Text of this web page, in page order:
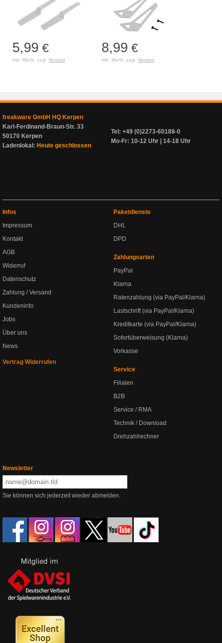
5,99 €
inkl. MwSt. zzgl. Versand
8,99 €
inkl. MwSt. zzgl. Versand
freakware GmbH HQ Kerpen
Karl-Ferdinand-Braun-Str. 33
50170 Kerpen
Ladenlokal: Heute geschlossen
Tel: +49 (0)2273-60188-0
Mo-Fr: 10-12 Uhr | 14-18 Uhr
Infos
Impressum
Kontakt
AGB
Widerruf
Datenschutz
Zahlung / Versand
Kundeninfo
Jobs
Über uns
News
Vertrag Widerrufen
Paketdienste
DHL
DPD
Zahlungsarten
PayPal
Klarna
Ratenzahlung (via PayPal/Klarna)
Lastschrift (via PayPal/Klarna)
Kreditkarte (via PayPal/Klarna)
Sofortüberweisung (Klarna)
Vorkasse
Service
Filialen
B2B
Service / RMA
Technik / Download
Drehzahlrechner
Newsletter
Sie können sich jederzeit wieder abmelden.